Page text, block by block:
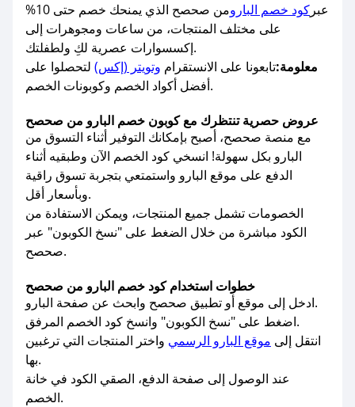
عبر كود خصم البارو
من صحصح الذي يمنحك خصم حتى 10%
على مختلف المنتجات، من ساعات ومجوهرات إلى
إكسسوارات عصرية لكِ ولطفلتك.
معلومة:تابعونا على الانستقرام وتويتر (إكس) لتحصلوا على
أفضل أكواد الخصم وكوبونات الخصم.
عروض حصرية تنتظرك مع كوبون خصم البارو من صحصح
مع منصة صحصح، أصبح بإمكانك التوفير أثناء التسوق من
البارو بكل سهولة! انسخي كود الخصم الآن وطبقيه أثناء
الدفع على موقع البارو واستمتعي بتجربة تسوق راقية
وبأسعار أقل.
الخصومات تشمل جميع المنتجات، ويمكن الاستفادة من
الكود مباشرة من خلال الضغط على "نسخ الكوبون" عبر
صحصح.
خطوات استخدام كود خصم البارو من صحصح
ادخل إلى موقع أو تطبيق صحصح وابحث عن صفحة البارو.
اضغط على "نسخ الكوبون" وانسخ كود الخصم المرفق.
انتقل إلى موقع البارو الرسمي واختر المنتجات التي ترغبين
بها.
عند الوصول إلى صفحة الدفع، الصقي الكود في خانة
الخصم.